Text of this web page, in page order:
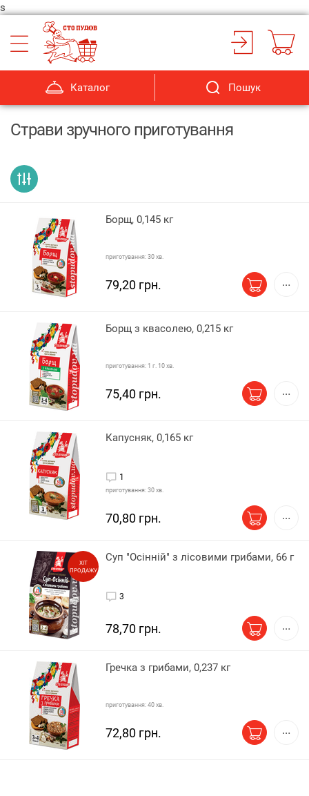
s
Каталог Пошук
Страви зручного приготування
Борщ, 0,145 кг
приготування: 30 хв.
79,20 грн.
Борщ з квасолею, 0,215 кг
приготування: 1 г. 10 хв.
75,40 грн.
Капусняк, 0,165 кг
1
приготування: 30 хв.
70,80 грн.
ХІТ
ПРОДАЖУ
Суп "Осінній" з лісовими грибами, 66 г
3
78,70 грн.
Гречка з грибами, 0,237 кг
приготування: 40 хв.
72,80 грн.